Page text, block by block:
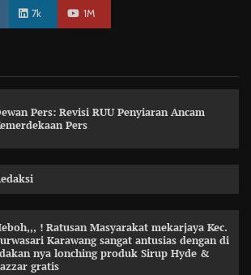
7k 1M
Pers: Revisi RUU Penyiaran Ancam
Pers
! Ratusan Masyarakat mekarjaya Kec.
Karawang sangat antusias dengan di
nya lonching produk Sirup Hyde &
gratis